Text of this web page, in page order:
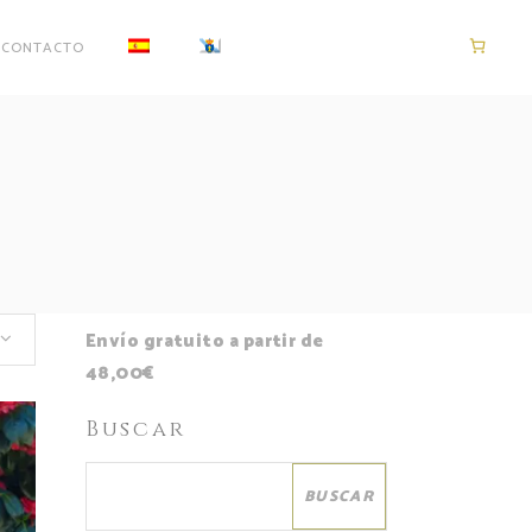
CONTACTO
Envío gratuito a partir de
48,00€
Buscar
BUSCAR